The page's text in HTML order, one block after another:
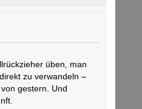
üben, man
zu verwandeln –
gestern. Und